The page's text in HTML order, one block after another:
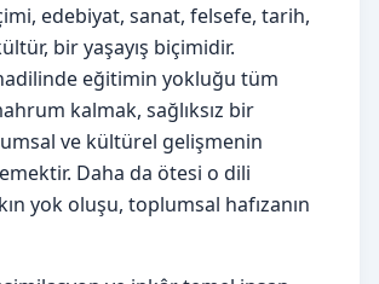
edebiyat, sanat, felsefe, tarih,
bir yaşayış biçimidir.
eğitimin yokluğu tüm
kalmak, sağlıksız bir
ve kültürel gelişmenin
Daha da ötesi o dili
yok oluşu, toplumsal hafızanın